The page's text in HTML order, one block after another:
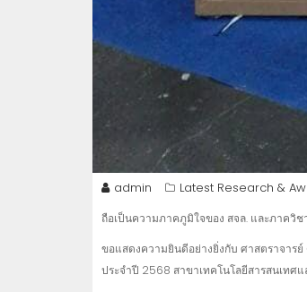
admin Latest Research &
ถือเป็นความภาคภูมิใจของ สจล. และภาควิ
ขอแสดงความยินดีอย่างยิ่งกับ ศาสตราจาร
ประจำปี 2568 สาขาเทคโนโลยีสารสนเทศ